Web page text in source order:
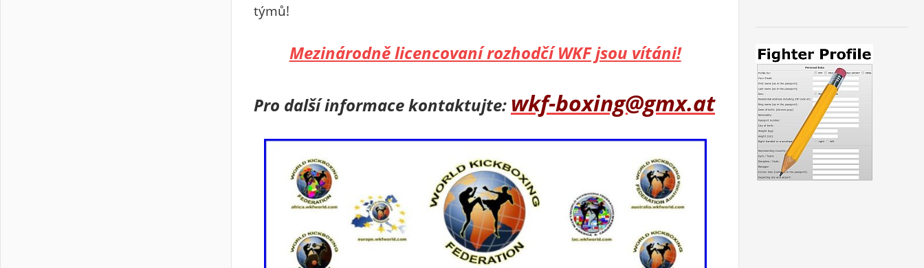
týmů!
Mezinárodně licencovaní rozhodčí WKF jsou vítáni!
Pro další informace kontaktujte: wkf-boxing@gmx.at